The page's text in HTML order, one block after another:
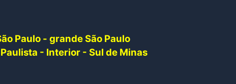
Paulo - grande São Paulo
- Interior - Sul de Minas